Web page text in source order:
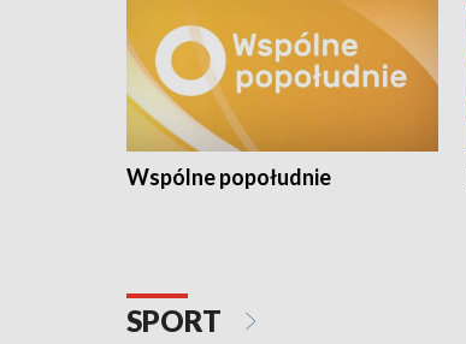
Wspólne popołudnie
SPORT